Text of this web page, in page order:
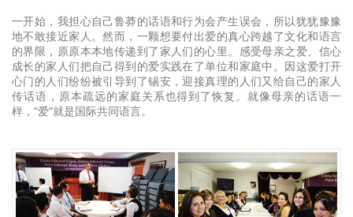
一开始，我担心自己鲁莽的话语和行为会产生误会，所以犹犹豫豫
地不敢接近家人。然而，一颗想要付出爱的真心跨越了文化和语言
的界限，原原本本地传递到了家人们的心里。感受母亲之爱、信心
成长的家人们把自己得到的爱实践在了单位和家庭中。因这爱打开
心门的人们纷纷被引导到了锡安，迎接真理的人们又给自己的家人
传话语，原本疏远的家庭关系也得到了恢复。就像母亲的话语一
样，“爱”就是国际共同语言。